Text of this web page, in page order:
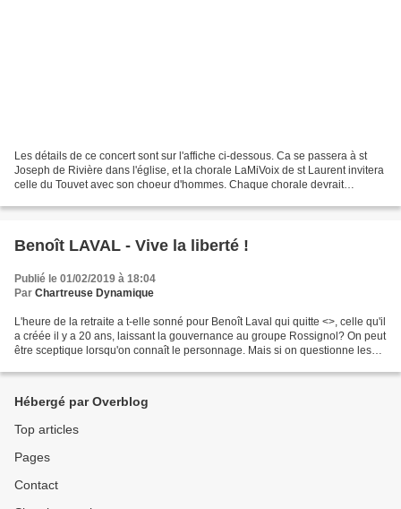
Les détails de ce concert sont sur l'affiche ci-dessous. Ca se passera à st
Joseph de Rivière dans l'église, et la chorale LaMiVoix de st Laurent invitera
celle du Touvet avec son choeur d'hommes. Chaque chorale devrait
Benoît LAVAL - Vive la liberté !
Publié le 01/02/2019 à 18:04
Par Chartreuse Dynamique
L'heure de la retraite a t-elle sonné pour Benoît Laval qui quitte <>, celle qu'il
a créée il y a 20 ans, laissant la gouvernance au groupe Rossignol? On peut
être sceptique lorsqu'on connaît le personnage. Mais si on questionne les
Hébergé par Overblog
Top articles
Pages
Contact